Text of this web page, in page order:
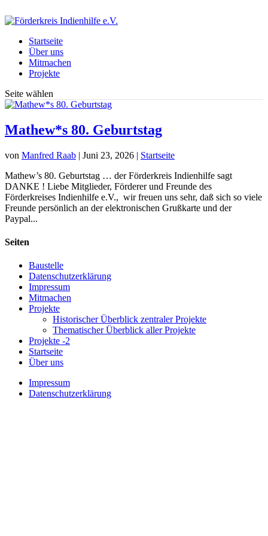
Startseite
Über uns
Mitmachen
Projekte
Seite wählen
Mathew*s 80. Geburtstag
von Manfred Raab | Juni 23, 2026 | Startseite
Mathew’s 80. Geburtstag … der Förderkreis Indienhilfe sagt
DANKE ! Liebe Mitglieder, Förderer und Freunde des
Förderkreises Indienhilfe e.V., wir freuen uns sehr, daß sich so viele
Freunde persönlich an der elektronischen Grußkarte und der
Paypal...
Seiten
Baustelle
Datenschutzerklärung
Impressum
Mitmachen
Projekte
Historischer Überblick zentraler Projekte
Thematischer Überblick aller Projekte
Projekte -2
Startseite
Über uns
Impressum
Datenschutzerklärung